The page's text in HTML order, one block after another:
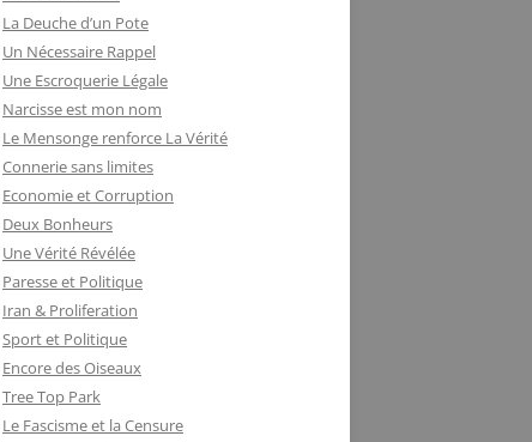
La Deuche d’un Pote
Un Nécessaire Rappel
Une Escroquerie Légale
Narcisse est mon nom
Le Mensonge renforce La Vérité
Connerie sans limites
Economie et Corruption
Deux Bonheurs
Une Vérité Révélée
Paresse et Politique
Iran & Proliferation
Sport et Politique
Encore des Oiseaux
Tree Top Park
Le Fascisme et la Censure